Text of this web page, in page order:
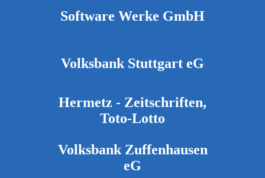
Software Werke GmbH
Volksbank Stuttgart eG
Hermetz - Zeitschriften,
Toto-Lotto
Volksbank Zuffenhausen
eG